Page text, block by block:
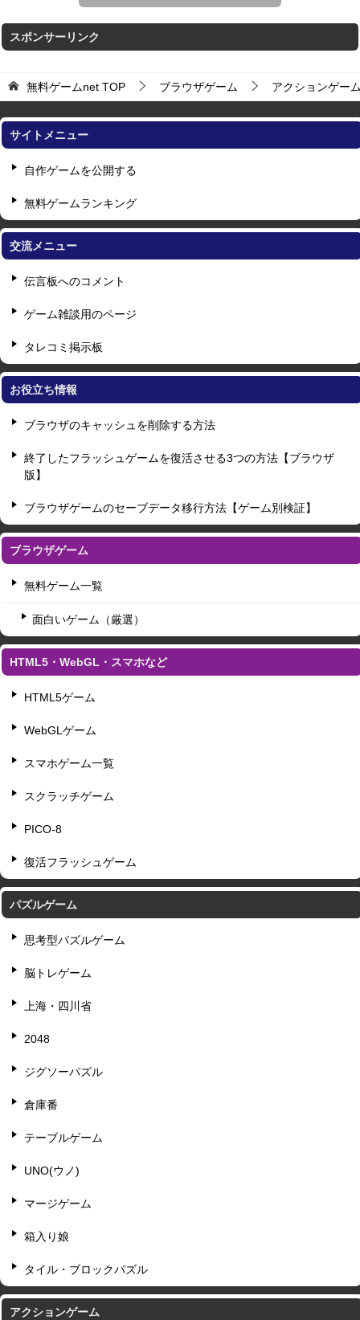
スポンサーリンク
無料ゲームnet TOP ブラウザゲーム アクションゲー
サイトメニュー
自作ゲームを公開する
無料ゲームランキング
交流メニュー
伝言板へのコメント
ゲーム雑談用のページ
タレコミ掲示板
お役立ち情報
ブラウザのキャッシュを削除する方法
終了したフラッシュゲームを復活させる3つの方法【ブラウザ
版】
ブラウザゲームのセーブデータ移行方法【ゲーム別検証】
ブラウザゲーム
無料ゲーム一覧
面白いゲーム（厳選）
HTML5・WebGL・スマホなど
HTML5ゲーム
WebGLゲーム
スマホゲーム一覧
スクラッチゲーム
PICO-8
復活フラッシュゲーム
パズルゲーム
思考型パズルゲーム
脳トレゲーム
上海・四川省
2048
ジグソーパズル
倉庫番
テーブルゲーム
UNO(ウノ)
マージゲーム
箱入り娘
タイル・ブロックパズル
アクションゲーム